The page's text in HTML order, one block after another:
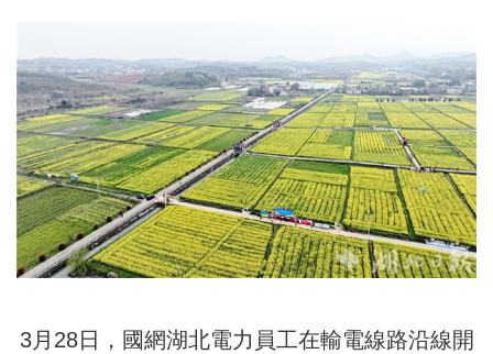
3月28日，國網湖北電力員工在輸電線路沿線開